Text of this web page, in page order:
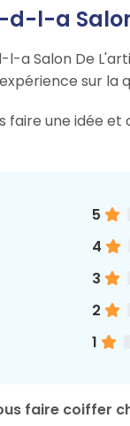
d-l-a
l-a Salon De
sur la
faire une idée
5
4
3
2
1
faire coiffer